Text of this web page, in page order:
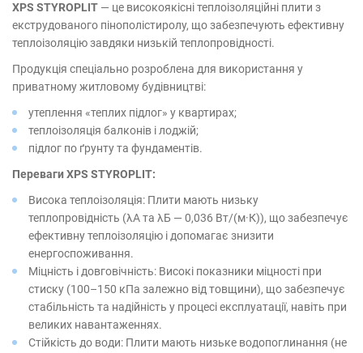
XPS STYROPLIT — це високоякісні теплоізоляційні плити з
екструдованого пінополістиролу, що забезпечують ефективну
теплоізоляцію завдяки низькій теплопровідності.
Продукція спеціально розроблена для використання у
приватному житловому будівництві:
утеплення «теплих підлог» у квартирах;
теплоізоляція балконів і лоджій;
підлог по ґрунту та фундаментів.
Переваги XPS STYROPLIT:
Висока теплоізоляція: Плити мають низьку
теплопровідність (λА та λБ — 0,036 Вт/(м·К)), що забезпечує
ефективну теплоізоляцію і допомагає знизити
енергоспоживання.
Міцність і довговічність: Високі показники міцності при
стиску (100–150 кПа залежно від товщини), що забезпечує
стабільність та надійність у процесі експлуатації, навіть при
великих навантаженнях.
Стійкість до води: Плити мають низьке водопоглинання (не